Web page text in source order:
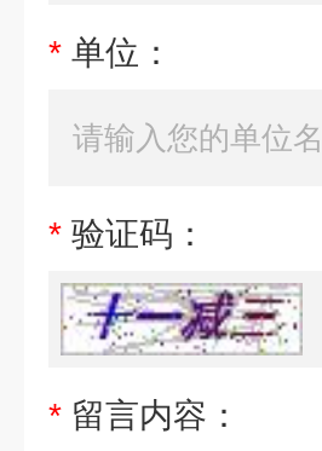
* 单位：
* 验证码：
* 留言内容：